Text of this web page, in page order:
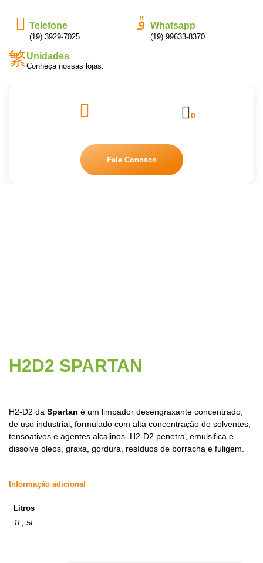
Telefone
(19) 3929-7025
Whatsapp
(19) 99633-8370
Unidades
Conheça nossas lojas.
0
Fale Conosco
H2D2 SPARTAN
H2-D2 da Spartan é um limpador desengraxante concentrado,
de uso industrial, formulado com alta concentração de solventes,
tensoativos e agentes alcalinos. H2-D2 penetra, emulsifica e
dissolve óleos, graxa, gordura, resíduos de borracha e fuligem.
Informação adicional
Litros
1L, 5L